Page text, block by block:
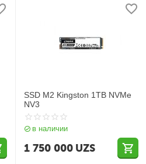
SSD M2 Kingston 1TB NVMe
NV3
в наличии
1 750 000 UZS